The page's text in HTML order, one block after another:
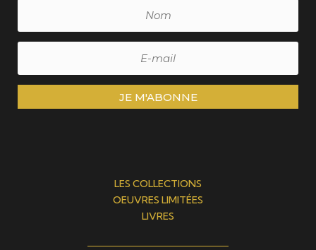
JE M'ABONNE
LES COLLECTIONS
OEUVRES LIMITÉES
LIVRES